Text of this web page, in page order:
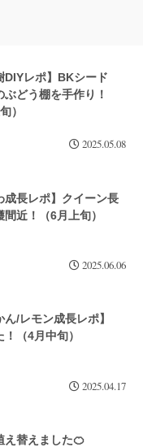
DIYレポ】BKシード
ぶどう棚を手作り！
）
2025.05.08
成長レポ】クイーン長
間近！（6月上旬）
2025.06.06
ん/レモン成長レポ】
（4月中旬）
2025.04.17
え替えました🍊